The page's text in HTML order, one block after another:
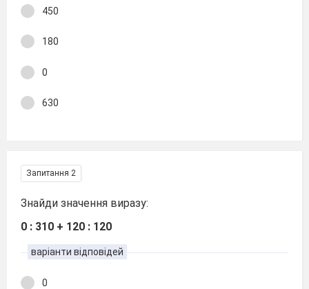
450
180
0
630
Запитання 2
Знайди значення виразу:
0 : 310 + 120 : 120
варіанти відповідей
0